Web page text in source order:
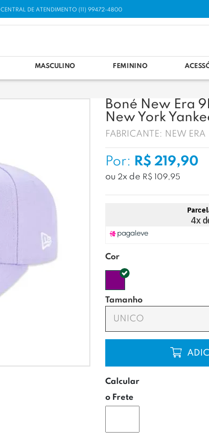
CENTRAL DE ATENDIMENTO (11) 99472-4800
MASCULINO FEMININO
Boné New Era
New York
FABRICANTE: NEW ERA
Por: R$ 219,90
ou 2x de R$ 109,95
Cor
Tamanho
UNICO
Calcular
o Frete